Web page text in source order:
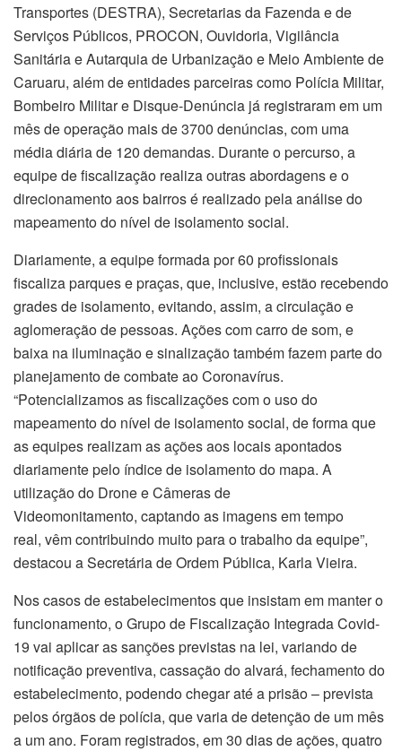
Transportes (DESTRA), Secretarias da Fazenda e de
Serviços Públicos, PROCON, Ouvidoria, Vigilância
Sanitária e Autarquia de Urbanização e Meio Ambiente de
Caruaru, além de entidades parceiras como Polícia Militar,
Bombeiro Militar e Disque-Denúncia já registraram em um
mês de operação mais de 3700 denúncias, com uma
média diária de 120 demandas. Durante o percurso, a
equipe de fiscalização realiza outras abordagens e o
direcionamento aos bairros é realizado pela análise do
mapeamento do nível de isolamento social.
Diariamente, a equipe formada por 60 profissionais
fiscaliza parques e praças, que, inclusive, estão recebendo
grades de isolamento, evitando, assim, a circulação e
aglomeração de pessoas. Ações com carro de som, e
baixa na iluminação e sinalização também fazem parte do
planejamento de combate ao Coronavírus.
“Potencializamos as fiscalizações com o uso do
mapeamento do nível de isolamento social, de forma que
as equipes realizam as ações aos locais apontados
diariamente pelo índice de isolamento do mapa. A
utilização do Drone e Câmeras de
Videomonitamento, captando as imagens em tempo
real, vêm contribuindo muito para o trabalho da equipe”,
destacou a Secretária de Ordem Pública, Karla Vieira.
Nos casos de estabelecimentos que insistam em manter o
funcionamento, o Grupo de Fiscalização Integrada Covid-
19 vai aplicar as sanções previstas na lei, variando de
notificação preventiva, cassação do alvará, fechamento do
estabelecimento, podendo chegar até a prisão – prevista
pelos órgãos de polícia, que varia de detenção de um mês
a um ano. Foram registrados, em 30 dias de ações, quatro